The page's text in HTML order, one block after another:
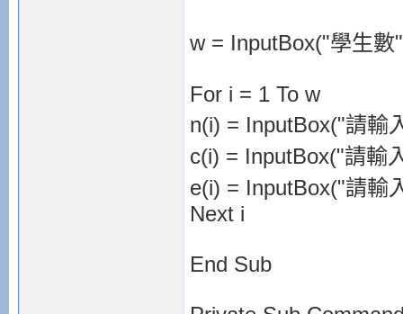
w = InputBox("學生數
For i = 1 To w
n(i) = InputBox("請輸
c(i) = InputBox("請輸
e(i) = InputBox("請輸
Next i
End Sub